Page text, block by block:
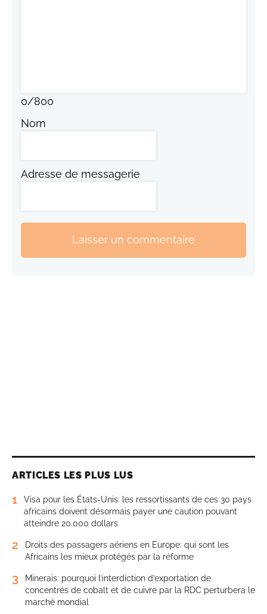
0/800
Nom
Adresse de messagerie
Laisser un commentaire
ARTICLES LES PLUS LUS
1
Visa pour les États-Unis: les ressortissants de ces 30 pays
africains doivent désormais payer une caution pouvant
atteindre 20.000 dollars
2
Droits des passagers aériens en Europe: qui sont les
Africains les mieux protégés par la réforme
3
Minerais: pourquoi l’interdiction d’exportation de
concentrés de cobalt et de cuivre par la RDC perturbera le
marché mondial